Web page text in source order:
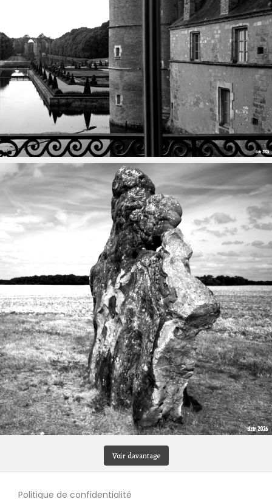
Voir davantage
Politique de confidentialité